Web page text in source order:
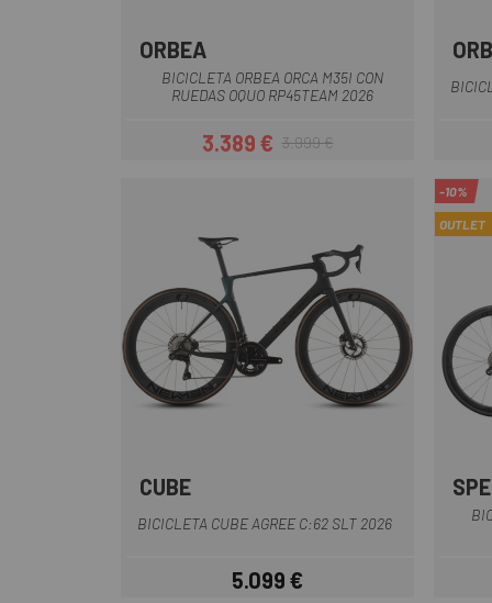
ORBEA
BICICLETA ORBEA ORCA M35I CON
RUEDAS OQUO RP45TEAM 2026
Precio
3.389 €Precio regular
3.999 €
CUBE
BICICLETA CUBE AGREE C:62 SLT 2026
Precio
5.099 €
-10%
OUTLET